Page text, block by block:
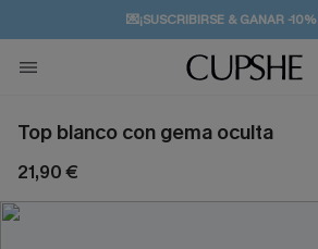
💌¡SUSCRIBIRSE & GANAR -
🚚ENVÍO GRATUITO A PARTIR
Top blanco con gema oculta
21,90 €